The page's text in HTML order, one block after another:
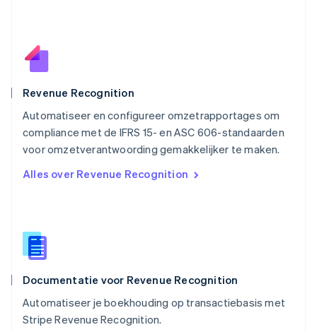
Revenue Recognition
Automatiseer en configureer omzetrapportages om
compliance met de IFRS 15- en ASC 606-standaarden
voor omzetverantwoording gemakkelijker te maken.
Alles over Revenue Recognition
Documentatie voor Revenue Recognition
Automatiseer je boekhouding op transactiebasis met
Stripe Revenue Recognition.
Polen
Portugal
PortuguêsEnglish
English
Singapore
English简体中文
EnglishItaliano
Español
Thailand
Tsjechië
Vasteland van China
简体中文English